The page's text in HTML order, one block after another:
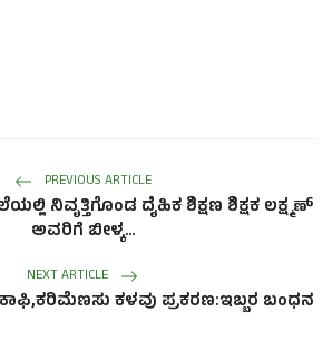
PREVIOUS ARTICLE
ನಿವೃತ್ತಿಗೊಂಡ ದೈಹಿಕ ಶಿಕ್ಷಣ ಶಿಕ್ಷಕ ಲಕ್ಷ್ಮಣ್
ಅವರಿಗೆ ಬೀಳ್ಕ...
NEXT ARTICLE
ಕಾಫಿ,ಕರಿಮೆಣಸು ಕಳವು ಪ್ರಕರಣ:ಇಬ್ಬರ ಬಂಧನ